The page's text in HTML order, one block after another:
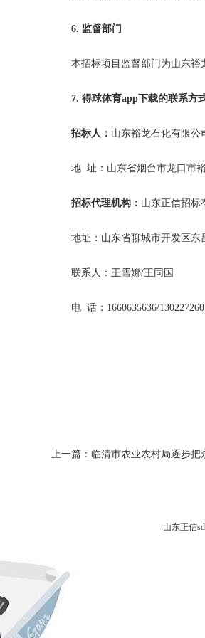
6. 监督部门
本招标项目监督部门为山东裕
7. 得球体育app下载的联系方
招标人： 山东裕龙石化有限公
地 址：山东省烟台市龙口市
招标代理机构： 山东正信招标
地址：山东省聊城市开发区东
联系人：王雪娜/王同国
电 话： 1660635636/
上一篇：临清市农业农村局逐步
山东正信